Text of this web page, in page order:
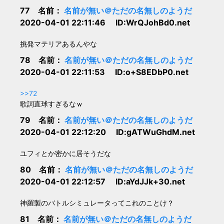
77 名前： 名前が無い＠ただの名無しのようだ
2020-04-01 22:11:46 ID:WrQJohBd0.net
挑発マテリアあるんやな
78 名前： 名前が無い＠ただの名無しのようだ
2020-04-01 22:11:53 ID:o+S8EDbP0.net
>>72
歌詞直球すぎるなｗ
79 名前： 名前が無い＠ただの名無しのようだ
2020-04-01 22:12:20 ID:gATWuGhdM.net
ユフィとか密かに居そうだな
80 名前： 名前が無い＠ただの名無しのようだ
2020-04-01 22:12:57 ID:aYdJJk+30.net
神羅製のバトルシミュレータってこれのことけ？
81 名前： 名前が無い＠ただの名無しのようだ